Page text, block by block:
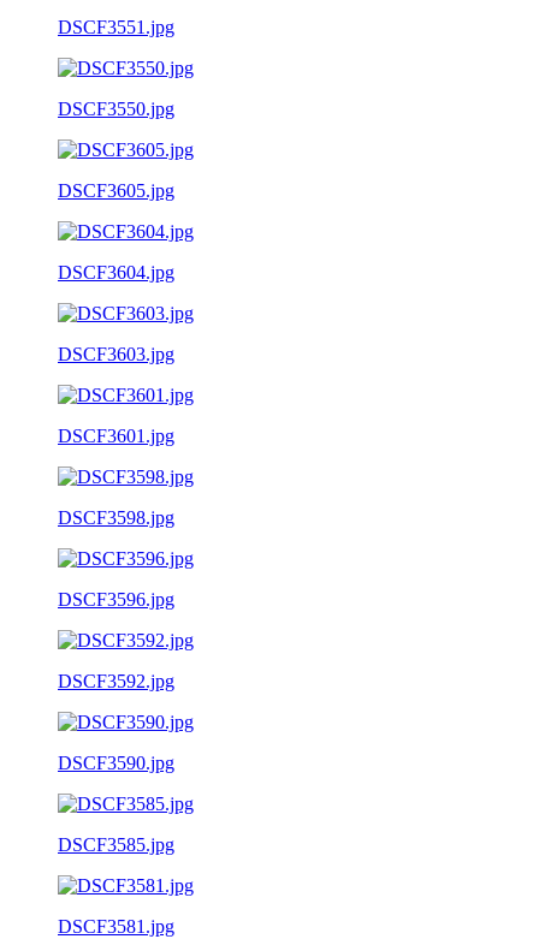
DSCF3551.jpg
DSCF3550.jpg
DSCF3605.jpg
DSCF3604.jpg
DSCF3603.jpg
DSCF3601.jpg
DSCF3598.jpg
DSCF3596.jpg
DSCF3592.jpg
DSCF3590.jpg
DSCF3585.jpg
DSCF3581.jpg